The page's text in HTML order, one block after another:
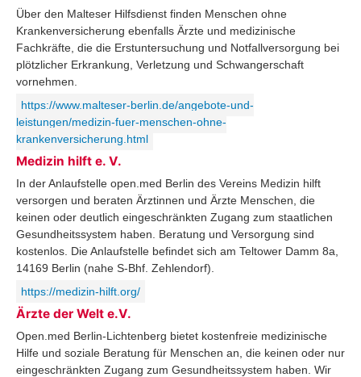
Über den Malteser Hilfsdienst finden Menschen ohne
Krankenversicherung ebenfalls Ärzte und medizinische
Fachkräfte, die die Erstuntersuchung und Notfallversorgung bei
plötzlicher Erkrankung, Verletzung und Schwangerschaft
vornehmen.
https://www.malteser-berlin.de/angebote-und-
leistungen/medizin-fuer-menschen-ohne-
krankenversicherung.html
Medizin hilft e. V.
In der Anlaufstelle open.med Berlin des Vereins Medizin hilft
versorgen und beraten Ärztinnen und Ärzte Menschen, die
keinen oder deutlich eingeschränkten Zugang zum staatlichen
Gesundheitssystem haben. Beratung und Versorgung sind
kostenlos. Die Anlaufstelle befindet sich am Teltower Damm 8a,
14169 Berlin (nahe S-Bhf. Zehlendorf).
https://medizin-hilft.org/
Ärzte der Welt e.V.
Open.med Berlin-Lichtenberg bietet kostenfreie medizinische
Hilfe und soziale Beratung für Menschen an, die keinen oder nur
eingeschränkten Zugang zum Gesundheitssystem haben. Wir